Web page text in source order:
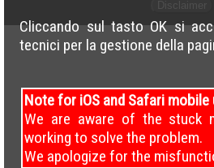
Cliccando sul tasto OK si
tecnici per la gestione della
Note for iOS and Safari mobile
We are aware of the stuck
working to solve the problem.
We apologize for the